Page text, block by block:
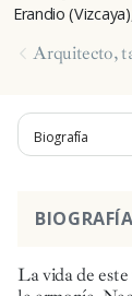
Erandio
Arquitecto,
Biografía
BIOGRAFÍA
La vida de